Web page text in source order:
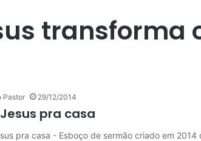
transforma
Pastor 29/12/2014
pra casa
pra casa - Esboço de sermão criado em